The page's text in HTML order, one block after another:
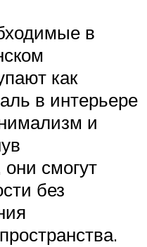
в
как
в интерьере
и
смогут
без